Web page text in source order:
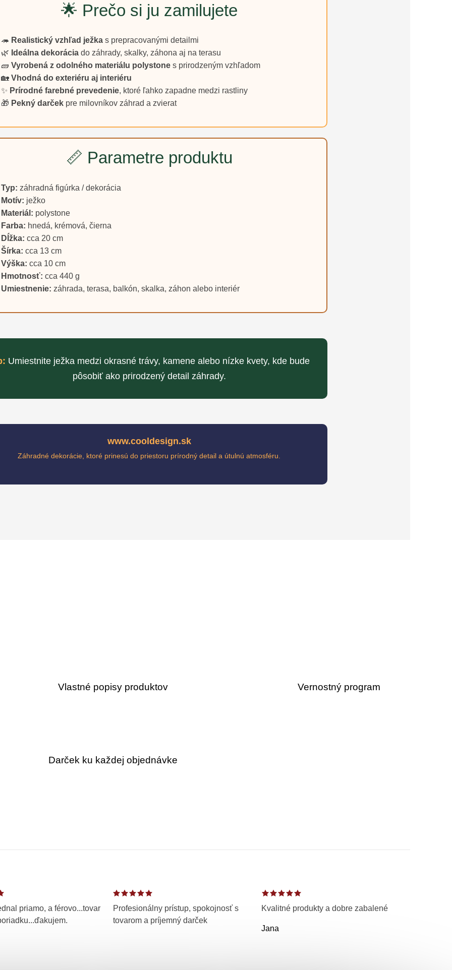
🌟 Prečo si ju zamilujete
🦔 Realistický vzhľad ježka s prepracovanými detailmi
🌿 Ideálna dekorácia do záhrady, skalky, záhona aj na terasu
🧱 Vyrobená z odolného materiálu polystone s prirodzeným vzhľadom
🏡 Vhodná do exteriéru aj interiéru
✨ Prírodné farebné prevedenie, ktoré ľahko zapadne medzi rastliny
🎁 Pekný darček pre milovníkov záhrad a zvierat
📏 Parametre produktu
Typ: záhradná figúrka / dekorácia
Motív: ježko
Materiál: polystone
Farba: hnedá, krémová, čierna
Dĺžka: cca 20 cm
Šírka: cca 13 cm
Výška: cca 10 cm
Hmotnosť: cca 440 g
Umiestnenie: záhrada, terasa, balkón, skalka, záhon alebo interiér
Umiestnite ježka medzi okrasné trávy, kamene alebo nízke kvety, kde bude
pôsobiť ako prirodzený detail záhrady.
www.cooldesign.sk
Záhradné dekorácie, ktoré prinesú do priestoru prírodný detail a útulnú atmosféru.
Vlastné popisy produktov Vernostný program
Darček ku každej objednávke
priamo, a férovo...tovar
Profesionálny prístup, spokojnosť s
tovarom a príjemný darček
Kvalitné produkty a dobre zabalené
Jana